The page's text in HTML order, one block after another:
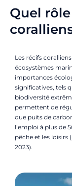
Quel
Les récifs
écosystèmes
importances
significatives, tels
biodiversité
permettent de
que puits de
l’emploi à plus de
pêche et les loisirs
2023).